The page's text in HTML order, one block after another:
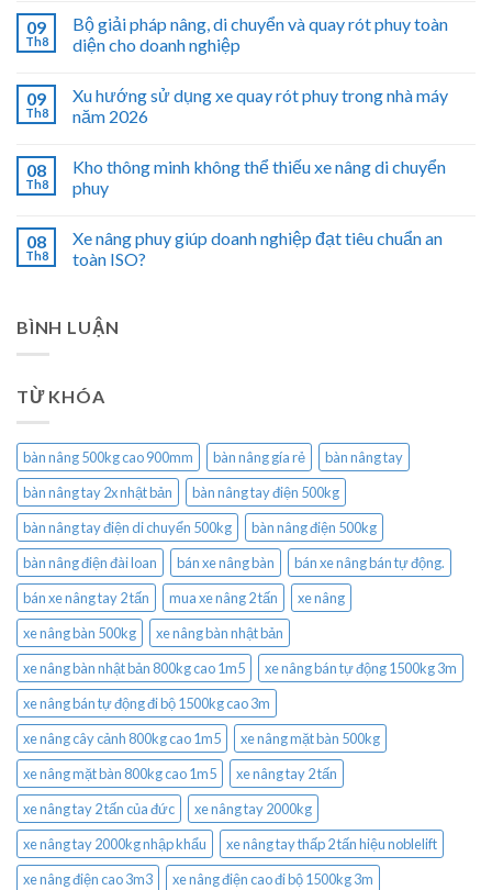
09
Th8
Bộ giải pháp nâng, di chuyển và quay rót phuy toàn
diện cho doanh nghiệp
09
Th8
Xu hướng sử dụng xe quay rót phuy trong nhà máy
năm 2026
08
Th8
Kho thông minh không thể thiếu xe nâng di chuyển
phuy
08
Th8
Xe nâng phuy giúp doanh nghiệp đạt tiêu chuẩn an
toàn ISO?
BÌNH LUẬN
TỪ KHÓA
bàn nâng 500kg cao 900mm bàn nâng gía rẻ
bàn nâng tay
bàn nâng tay 2x nhật bản
bàn nâng tay điện 500kg
bàn nâng tay điện di chuyển 500kg
bàn nâng điện 500kg
bàn nâng điện đài loan
bán xe nâng bàn
bán xe nâng bán tự động.
bán xe nâng tay 2 tấn
mua xe nâng 2 tấn
xe nâng
xe nâng bàn 500kg
xe nâng bàn nhật bản
xe nâng bàn nhật bản 800kg cao 1m5
xe nâng bán tự động 1500kg 3m
xe nâng bán tự động đi bộ 1500kg cao 3m
xe nâng cây cảnh 800kg cao 1m5
xe nâng mặt bàn 500kg
xe nâng mặt bàn 800kg cao 1m5
xe nâng tay 2 tấn
xe nâng tay 2 tấn của đức
xe nâng tay 2000kg
xe nâng tay 2000kg nhập khẩu
xe nâng tay thấp 2 tấn hiệu noblelift
xe nâng điện cao 3m3
xe nâng điện cao đi bộ 1500kg 3m